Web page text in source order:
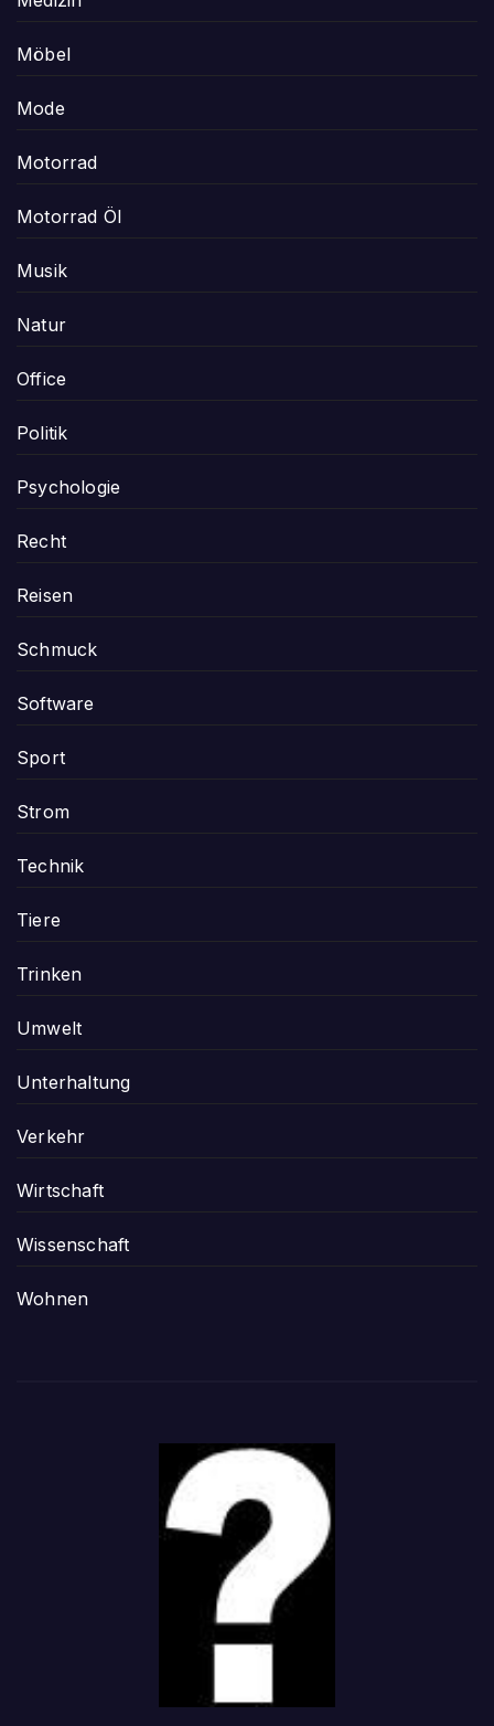
Möbel
Mode
Motorrad
Motorrad Öl
Musik
Natur
Office
Politik
Psychologie
Recht
Reisen
Schmuck
Software
Sport
Strom
Technik
Tiere
Trinken
Umwelt
Unterhaltung
Verkehr
Wirtschaft
Wissenschaft
Wohnen